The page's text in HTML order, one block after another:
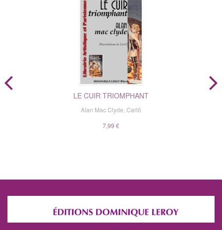
LE CUIR TRIOMPHANT
Alan Mac Clyde Carlõ
7,99 €